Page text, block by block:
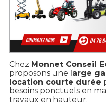
Chez Monnet Conseil
proposons une large
location courte durée
besoins ponctuels en
travaux en hauteur.